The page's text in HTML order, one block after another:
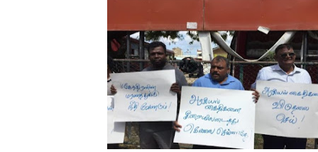
01/11/2021 Scotland ல்
பாலச்சந்திரன் மற்றும்
பிரிட்டனால் கடத்தப்படும்
வர்ராரு...வர்ராரு... அண்ணாத்த
கைது செய்யப்பட்ட இளைஞன்